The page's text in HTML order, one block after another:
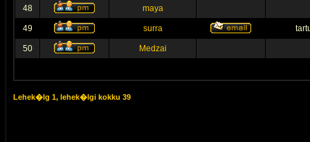
48 maya
49 surra
50 Medzai
Lehek�lg 1, lehek�lgi kokku 39